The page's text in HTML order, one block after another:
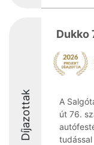
Díjazottak
Dukko
A
út 76.